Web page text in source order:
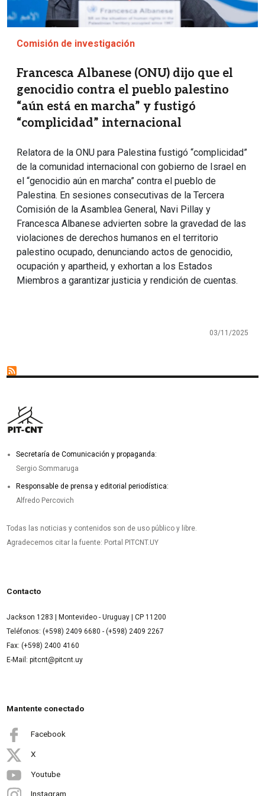
Comisión de investigación
Francesca Albanese (ONU) dijo que el
genocidio contra el pueblo palestino
“aún está en marcha” y fustigó
“complicidad” internacional
Relatora de la ONU para Palestina fustigó “complicidad”
de la comunidad internacional con gobierno de Israel en
el “genocidio aún en marcha” contra el pueblo de
Palestina. En sesiones consecutivas de la Tercera
Comisión de la Asamblea General, Navi Pillay y
Francesca Albanese advierten sobre la gravedad de las
violaciones de derechos humanos en el territorio
palestino ocupado, denunciando actos de genocidio,
ocupación y apartheid, y exhortan a los Estados
Miembros a garantizar justicia y rendición de cuentas.
03/11/2025
Secretaría de Comunicación y propaganda:
Sergio Sommaruga
Responsable de prensa y editorial periodística:
Alfredo Percovich
Todas las noticias y contenidos son de uso público y libre.
Agradecemos citar la fuente: Portal PITCNT.UY
Contacto
Jackson 1283 | Montevideo - Uruguay | CP 11200
Teléfonos: (+598) 2409 6680 - (+598) 2409 2267
Fax: (+598) 2400 4160
E-Mail: pitcnt@pitcnt.uy
Mantente conectado
Facebook
X
Youtube
Instagram